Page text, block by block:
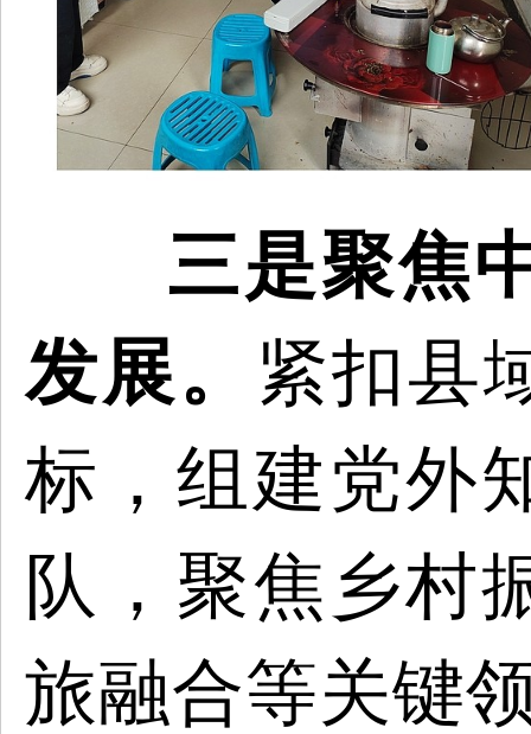
三是聚焦
发展。 紧扣县
标，组建党外
队，聚焦乡村
旅融合等关键